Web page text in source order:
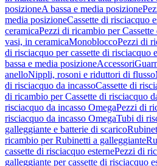
posizioneA bassa e media posizione
media posizioneCassette di risciacquo
ceramicaPezzi di ricambio per
vasi, in ceramicaMonobloccoPezzi di
di risciacquo per cassette di risciacquo
bassa e media posizioneAccessori
anelloNippli, rosoni e riduttori di flusso
di risciacquo da incassoCassette di
di ricambio per Cassette di risciacquo
risciacquo da incasso OmegaPezzi di
risciacquo da incasso OmegaTubi di
galleggiante e batterie di scarico
ricambio per Rubinetti a galleggiante
cassette di risciacquo esternePezzi di
galleggiante per cassette di risciacquo